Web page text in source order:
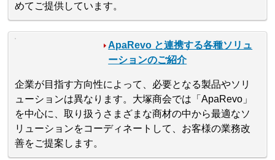
めてご提供しています。
ApaRevo と連携する各種ソリュ
ーションのご紹介
企業が目指す方向性によって、必要となる製品やソリ
ューションは異なります。大塚商会では「ApaRevo」
を中心に、取り扱うさまざまな商材の中から最適なソ
リューションをコーディネートして、お客様の業務改
善をご提案します。